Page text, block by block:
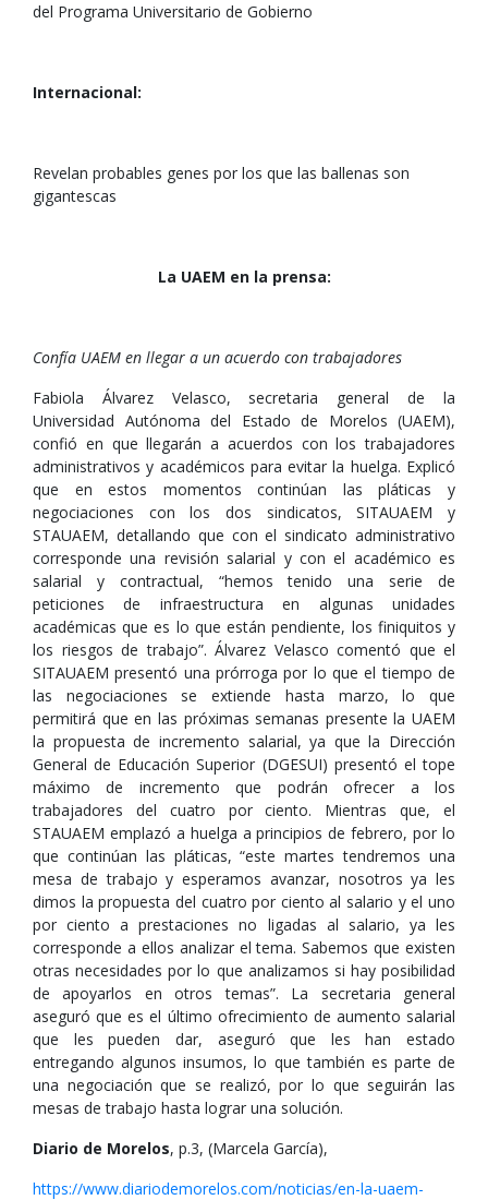
del Programa Universitario de Gobierno
Internacional:
Revelan probables genes por los que las ballenas son
gigantescas
La UAEM en la prensa:
Confía UAEM en llegar a un acuerdo con trabajadores
Fabiola Álvarez Velasco, secretaria general de la
Universidad Autónoma del Estado de Morelos (UAEM),
confió en que llegarán a acuerdos con los trabajadores
administrativos y académicos para evitar la huelga. Explicó
que en estos momentos continúan las pláticas y
negociaciones con los dos sindicatos, SITAUAEM y
STAUAEM, detallando que con el sindicato administrativo
corresponde una revisión salarial y con el académico es
salarial y contractual, “hemos tenido una serie de
peticiones de infraestructura en algunas unidades
académicas que es lo que están pendiente, los finiquitos y
los riesgos de trabajo”. Álvarez Velasco comentó que el
SITAUAEM presentó una prórroga por lo que el tiempo de
las negociaciones se extiende hasta marzo, lo que
permitirá que en las próximas semanas presente la UAEM
la propuesta de incremento salarial, ya que la Dirección
General de Educación Superior (DGESUI) presentó el tope
máximo de incremento que podrán ofrecer a los
trabajadores del cuatro por ciento. Mientras que, el
STAUAEM emplazó a huelga a principios de febrero, por lo
que continúan las pláticas, “este martes tendremos una
mesa de trabajo y esperamos avanzar, nosotros ya les
dimos la propuesta del cuatro por ciento al salario y el uno
por ciento a prestaciones no ligadas al salario, ya les
corresponde a ellos analizar el tema. Sabemos que existen
otras necesidades por lo que analizamos si hay posibilidad
de apoyarlos en otros temas”. La secretaria general
aseguró que es el último ofrecimiento de aumento salarial
que les pueden dar, aseguró que les han estado
entregando algunos insumos, lo que también es parte de
una negociación que se realizó, por lo que seguirán las
mesas de trabajo hasta lograr una solución.
Diario de Morelos, p.3, (Marcela García),
https://www.diariodemorelos.com/noticias/en-la-uaem-